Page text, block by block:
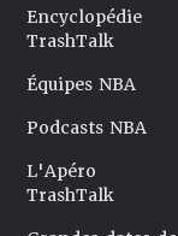
Encyclopédie
TrashTalk
Équipes NBA
Podcasts NBA
L'Apéro
TrashTalk